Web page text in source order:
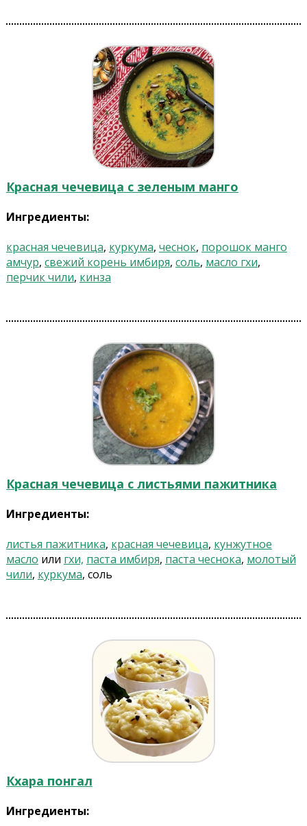
Красная чечевица с зеленым манго
Ингредиенты:
красная чечевица, куркума, чеснок, порошок манго
амчур, свежий корень имбиря, соль, масло гхи,
перчик чили, кинза
Красная чечевица с листьями пажитника
Ингредиенты:
листья пажитника, красная чечевица, кунжутное
масло или гхи, паста имбиря, паста чеснока, молотый
чили, куркума, соль
Кхара понгал
Ингредиенты: